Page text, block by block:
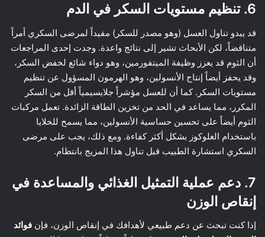
6. تنظيم مستويات السكر في الدم
قد يبدو تناول العسل (وهو مصدر للسكر) مفيداً لمرضى السكري أمراً
متناقضاً، لكن الأبحاث تشير إلى نتائج واعدة. وجدت إحدى المراجعات
أن الثوم قد يعزز وظيفة الميتفورمين، وهو دواء شائع لخفض السكر،
وقد يحفز أيضاً إنتاج الأنسولين، وهو الهرمون المسؤول عن تنظيم
مستويات السكر. كما أن للعسل مؤشراً جلايسيمياً أقل من السكر
المكرر، مما يساعد في الحد من تخزين الطاقة الزائدة. تعمل مركبات
الثوم أيضاً على تحسين حساسية الأنسولين، مما يسمح للخلايا
باستخدام الغلوكوز بشكل أكثر كفاءة. ومع ذلك، يجب على مرضى
السكري استشارة الطبيب قبل تناول هذا المزيج بانتظام.
7. دعم عملية التمثيل الغذائي والمساعدة في
إنقاص الوزن
إذا كنت تبحث عن دعم طبيعي لأهدافك في إنقاص الوزن، فإن فوائد